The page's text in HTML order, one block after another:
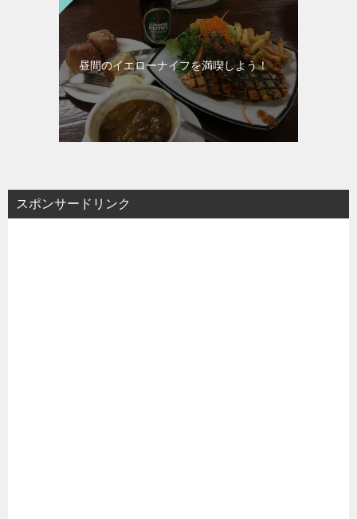
昼間のイエローナイフを満喫しよう！
スポンサードリンク